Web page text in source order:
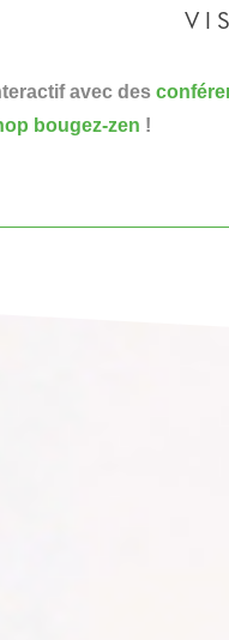
avec des
bougez-zen !